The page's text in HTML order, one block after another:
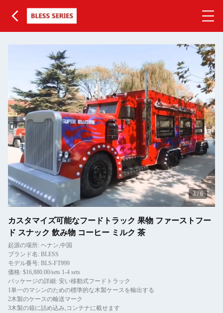
3 /6
カスタマイズ可能なフードトラック 果物 ファーストフー
ド スナック 飲み物 コーヒー ミルク 茶
起源の場所: ヘナン,中国
ブランド名: BLESS
モデル番号: BLS-FT999
価格: $16,880.00/sets 1-4 sets
パッケージの詳細: 安い移動式フードトラック
1単一のマシンのための標準的な木製ケースを輸出する
2木製のケースの輸送マーク
3木製の箱に詰め込み,コンテナに載せます